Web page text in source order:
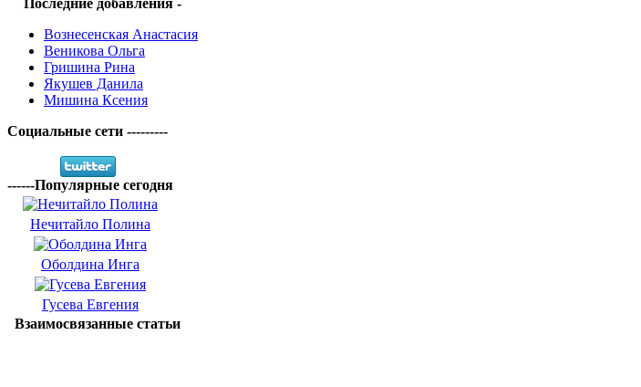
Последние добавления -
Вознесенская Анастасия
Веникова Ольга
Гришина Рина
Якушев Данила
Мишина Ксения
Социальные сети ---------
------Популярные сегодня
Нечитайло Полина
Оболдина Инга
Гусева Евгения
Взаимосвязанные статьи